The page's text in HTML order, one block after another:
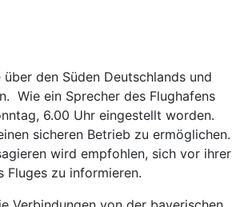
den Süden Deutschlands und
Wie ein Sprecher des Flughafens
6.00 Uhr eingestellt worden.
sicheren Betrieb zu ermöglichen.
wird empfohlen, sich vor ihrer
Fluges zu informieren.